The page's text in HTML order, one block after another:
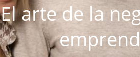
El arte de la